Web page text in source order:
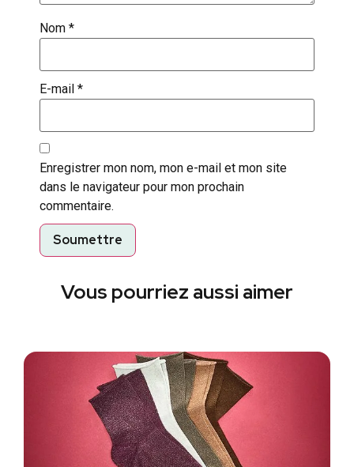
Nom *
E-mail *
Enregistrer mon nom, mon e-mail et mon site
dans le navigateur pour mon prochain
commentaire.
Vous pourriez aussi aimer